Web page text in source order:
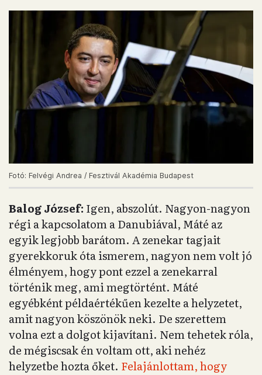
Fotó: Felvégi Andrea / Fesztivál Akadémia Budapest
Balog József: Igen, abszolút. Nagyon-nagyon
régi a kapcsolatom a Danubiával, Máté az
egyik legjobb barátom. A zenekar tagjait
gyerekkoruk óta ismerem, nagyon nem volt jó
élményem, hogy pont ezzel a zenekarral
történik meg, ami megtörtént. Máté
egyébként példaértékűen kezelte a helyzetet,
amit nagyon köszönök neki. De szerettem
volna ezt a dolgot kijavítani. Nem tehetek róla,
de mégiscsak én voltam ott, aki nehéz
helyzetbe hozta őket. Felajánlottam, hogy